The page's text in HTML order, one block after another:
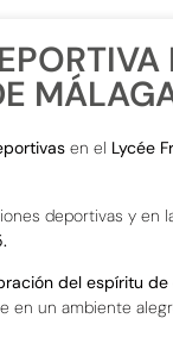
en el Lycée
deportivas y en
del espíritu
en un ambiente